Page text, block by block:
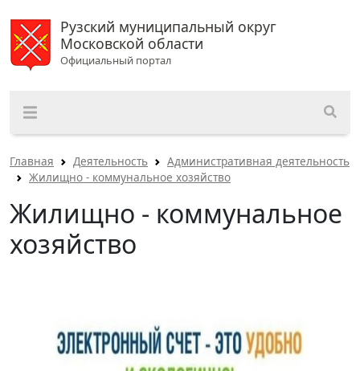
Рузский муниципальный округ
Московской области
Официальный портал
Главная Деятельность
Административная деятельность
Жилищно - коммунальное хозяйство
Жилищно - коммунальное
хозяйство